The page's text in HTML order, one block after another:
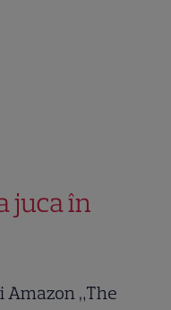
juca în
„The